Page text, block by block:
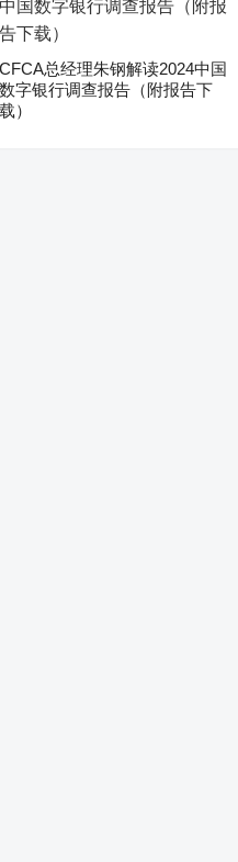
CFCA总经理朱钢解读2024中国
数字银行调查报告（附报告下
载）